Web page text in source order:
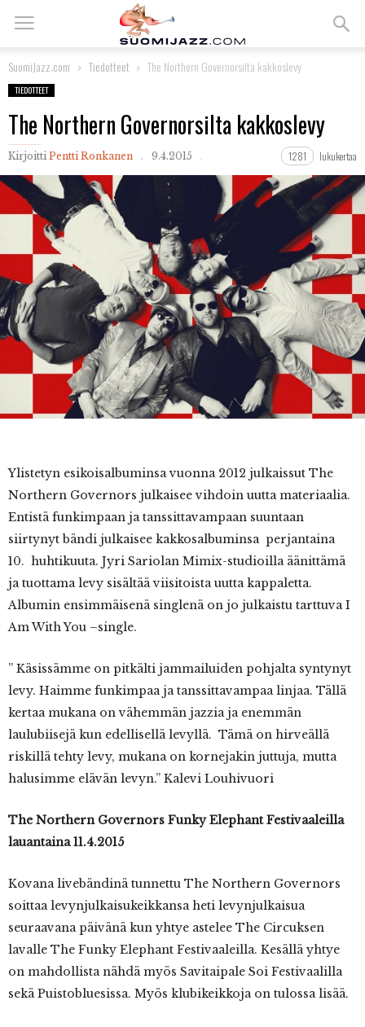
SuomiJazz.com Tiedotteet The Northern Governorsilta kakkoslevy
TIEDOTTEET
The Northern Governorsilta kakkoslevy
Kirjoitti Pentti Ronkanen 9.4.2015 1281 lukukertaa
Ylistetyn esikoisalbuminsa vuonna 2012 julkaissut The
Northern Governors julkaisee vihdoin uutta materiaalia.
Entistä funkimpaan ja tanssittavampaan suuntaan
siirtynyt bändi julkaisee kakkosalbuminsa perjantaina
10. huhtikuuta. Jyri Sariolan Mimix-studioilla äänittämä
ja tuottama levy sisältää viisitoista uutta kappaletta.
Albumin ensimmäisenä singlenä on jo julkaistu tarttuva I
Am With You –single.
” Käsissämme on pitkälti jammailuiden pohjalta syntynyt
levy. Haimme funkimpaa ja tanssittavampaa linjaa. Tällä
kertaa mukana on vähemmän jazzia ja enemmän
laulubiisejä kun edellisellä levyllä. Tämä on hirveällä
riskillä tehty levy, mukana on kornejakin juttuja, mutta
halusimme elävän levyn.” Kalevi Louhivuori
The Northern Governors Funky Elephant Festivaaleilla
lauantaina 11.4.2015
Kovana livebändinä tunnettu The Northern Governors
soittaa levynjulkaisukeikkansa heti levynjulkaisua
seuraavana päivänä kun yhtye astelee The Circuksen
lavalle The Funky Elephant Festivaaleilla. Kesällä yhtye
on mahdollista nähdä myös Savitaipale Soi Festivaalilla
sekä Puistobluesissa. Myös klubikeikkoja on tulossa lisää.